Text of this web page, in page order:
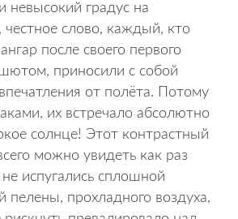
невысокий градус на
слово, каждый, кто
после своего первого
приносили с собой
от полёта. Потому
их встречало абсолютно
солнце! Этот контрастный
можно увидеть как раз
испугались сплошной
пелены, прохладного воздуха,